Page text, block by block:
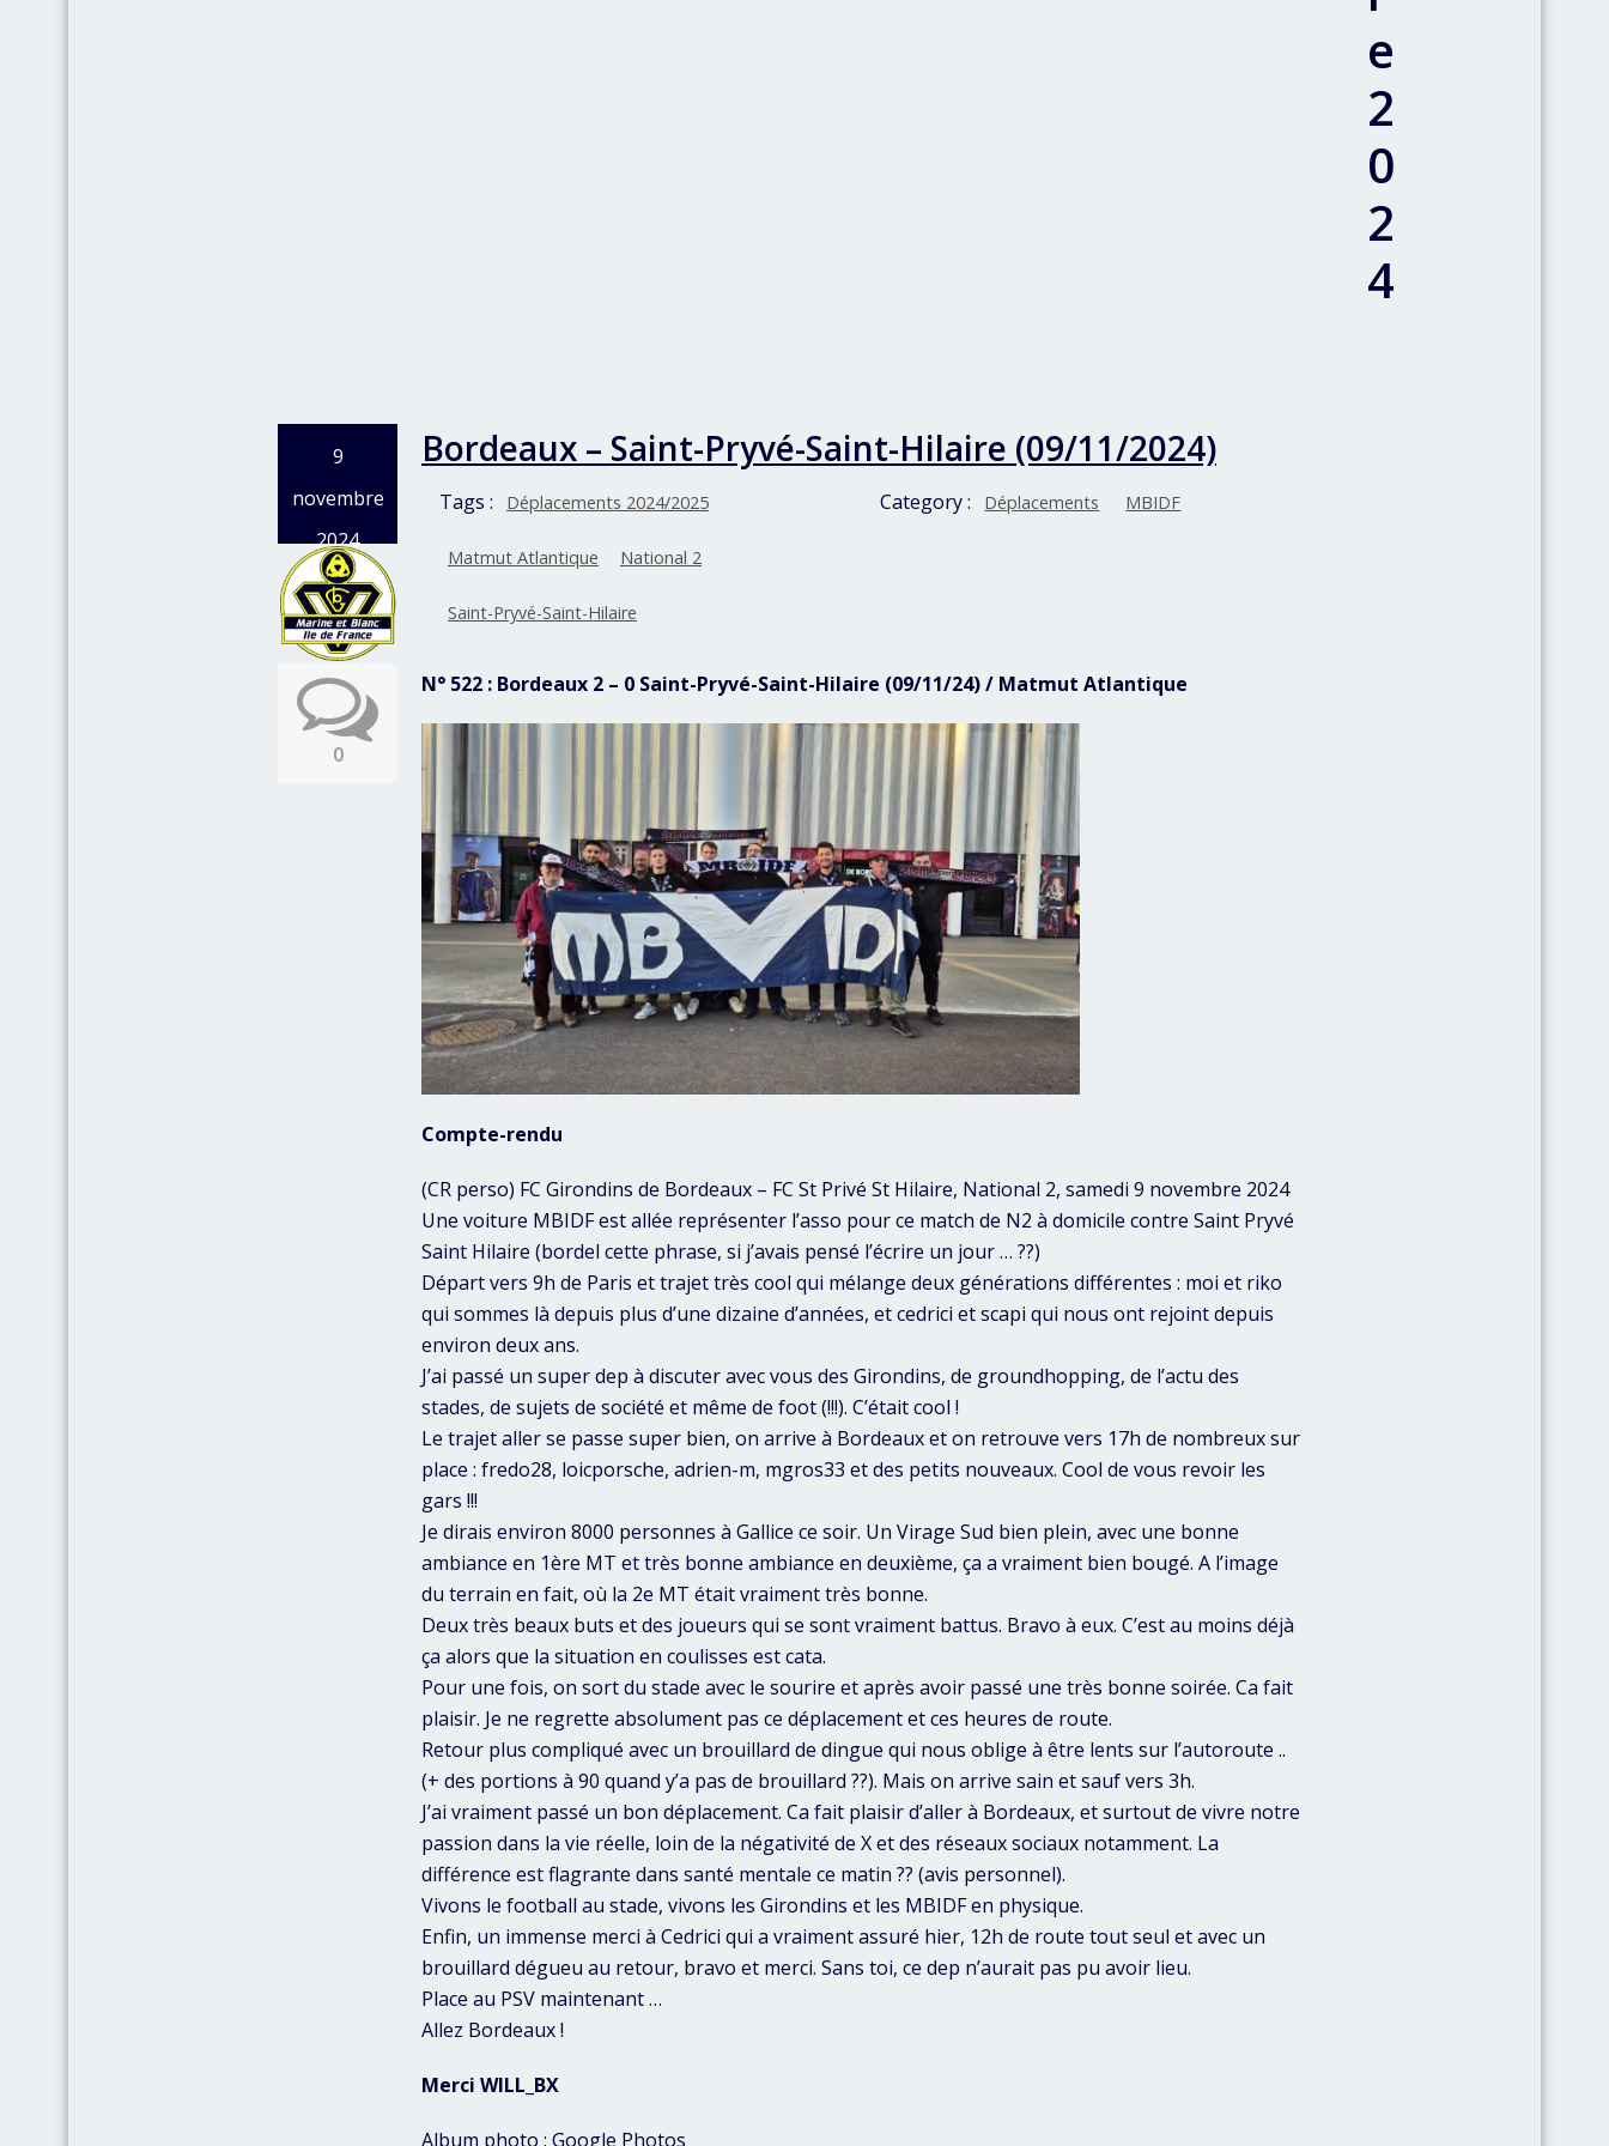
e
2
0
2
4
9
novembre
2024
0
Bordeaux – Saint-Pryvé-Saint-Hilaire (09/11/2024)
Tags : Déplacements 2024/2025
Matmut Atlantique National 2
Saint-Pryvé-Saint-Hilaire
Category : Déplacements MBIDF
N° 522 : Bordeaux 2 – 0 Saint-Pryvé-Saint-Hilaire (09/11/24) / Matmut Atlantique
Compte-rendu
(CR perso) FC Girondins de Bordeaux – FC St Privé St Hilaire, National 2, samedi 9 novembre 2024
Une voiture MBIDF est allée représenter l’asso pour ce match de N2 à domicile contre Saint Pryvé
Saint Hilaire (bordel cette phrase, si j’avais pensé l’écrire un jour … ??)
Départ vers 9h de Paris et trajet très cool qui mélange deux générations différentes : moi et riko
qui sommes là depuis plus d’une dizaine d’années, et cedrici et scapi qui nous ont rejoint depuis
environ deux ans.
J’ai passé un super dep à discuter avec vous des Girondins, de groundhopping, de l’actu des
stades, de sujets de société et même de foot (!!!). C’était cool !
Le trajet aller se passe super bien, on arrive à Bordeaux et on retrouve vers 17h de nombreux sur
place : fredo28, loicporsche, adrien-m, mgros33 et des petits nouveaux. Cool de vous revoir les
gars !!!
Je dirais environ 8000 personnes à Gallice ce soir. Un Virage Sud bien plein, avec une bonne
ambiance en 1ère MT et très bonne ambiance en deuxième, ça a vraiment bien bougé. A l’image
du terrain en fait, où la 2e MT était vraiment très bonne.
Deux très beaux buts et des joueurs qui se sont vraiment battus. Bravo à eux. C’est au moins déjà
ça alors que la situation en coulisses est cata.
Pour une fois, on sort du stade avec le sourire et après avoir passé une très bonne soirée. Ca fait
plaisir. Je ne regrette absolument pas ce déplacement et ces heures de route.
Retour plus compliqué avec un brouillard de dingue qui nous oblige à être lents sur l’autoroute ..
(+ des portions à 90 quand y’a pas de brouillard ??). Mais on arrive sain et sauf vers 3h.
J’ai vraiment passé un bon déplacement. Ca fait plaisir d’aller à Bordeaux, et surtout de vivre notre
passion dans la vie réelle, loin de la négativité de X et des réseaux sociaux notamment. La
différence est flagrante dans santé mentale ce matin ?? (avis personnel).
Vivons le football au stade, vivons les Girondins et les MBIDF en physique.
Enfin, un immense merci à Cedrici qui a vraiment assuré hier, 12h de route tout seul et avec un
brouillard dégueu au retour, bravo et merci. Sans toi, ce dep n’aurait pas pu avoir lieu.
Place au PSV maintenant …
Allez Bordeaux !
Merci WILL_BX
Album photo : Google Photos